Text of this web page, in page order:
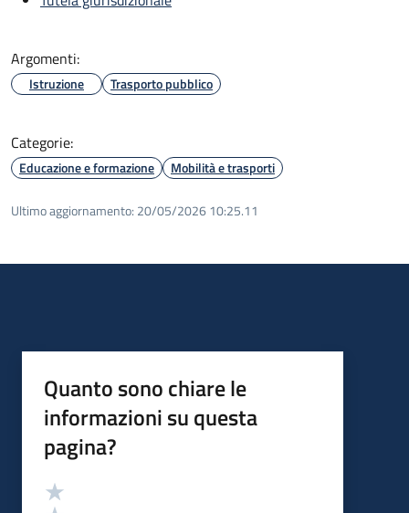
Argomenti:
Istruzione Trasporto pubblico
Categorie:
Educazione e formazione Mobilità e trasporti
Ultimo aggiornamento: 20/05/2026 10:25.11
Quanto sono chiare le
informazioni su questa
pagina?
Valutazione